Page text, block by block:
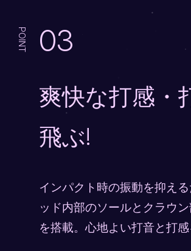
POINT 03
爽快な打感・
飛ぶ!
インパクト時の振動を抑え
ッド内部のソールとクラウ
を搭載。心地よい打音と打感